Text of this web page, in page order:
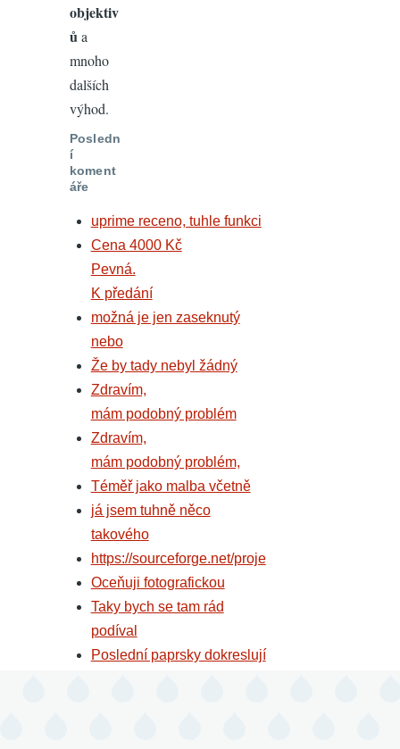
objektiv
ů a
mnoho
dalších
výhod.
Posledn
í
koment
áře
uprime receno, tuhle funkci
Cena 4000 Kč
Pevná.
K předání
možná je jen zaseknutý
nebo
Že by tady nebyl žádný
Zdravím,
mám podobný problém
Zdravím,
mám podobný problém,
Téměř jako malba včetně
já jsem tuhně něco
takového
https://sourceforge.net/proje
Oceňuji fotografickou
Taky bych se tam rád
podíval
Poslední paprsky dokreslují